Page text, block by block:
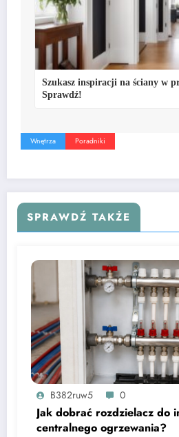
Szukasz inspiracji na ściany w
Sprawdź!
Wnętrza Poradniki
SPRAWDŹ TAKŻE
B382ruw5 0
Jak dobrać rozdzielacz do
centralnego ogrzewania?